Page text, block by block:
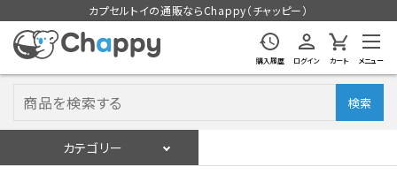
カプセルトイの通販ならChappy（チャッピー）
購入履歴 ログイン カート メニュー
検索
カテゴリー